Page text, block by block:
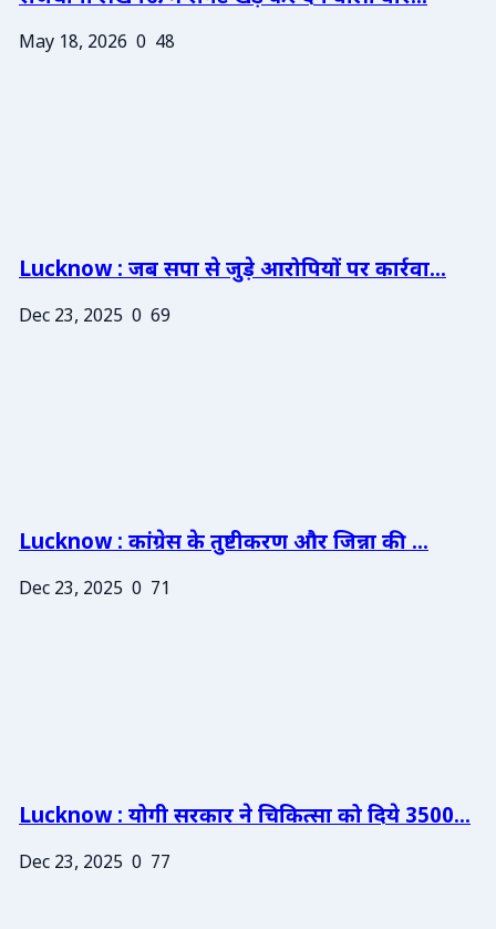
May 18, 2026 0 48
Lucknow : जब सपा से जुड़े आरोपियों पर कार्रवा...
Dec 23, 2025 0 69
Lucknow : कांग्रेस के तुष्टीकरण और जिन्ना की ...
Dec 23, 2025 0 71
Lucknow : योगी सरकार ने चिकित्सा को दिये 3500...
Dec 23, 2025 0 77